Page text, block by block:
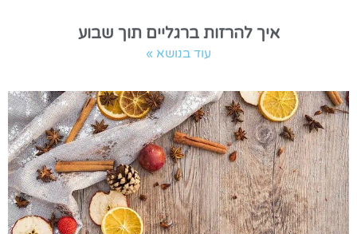
איך להרזות ברגליים תוך שבוע
עוד בנושא »